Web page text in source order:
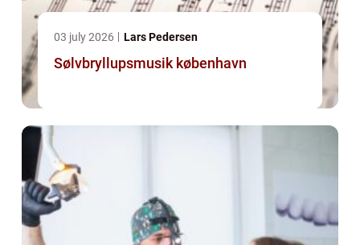
03 july 2026 Lars Pedersen
Sølvbryllupsmusik københavn